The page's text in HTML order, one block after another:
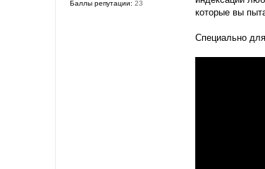
которые вы
Специально
Баллы репутации: 23